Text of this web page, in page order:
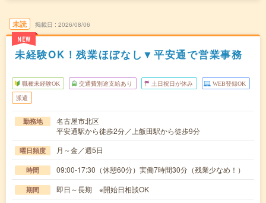
未読
NEW
掲載日 2026/08/06
未経験OK！残業ほぼなし▼平安通で営業事務
職種未経験OK 交通費別途支給あり 土日祝日が休み WEB登録OK
派遣
勤務地
名古屋市北区
平安通駅から徒歩2分／上飯田駅から徒歩9分
曜日頻度 月～金／週5日
時間 09:00-17:30（休憩60分）実働7時間30分（残業少なめ！）
期間 即日～長期 ※開始日相談OK